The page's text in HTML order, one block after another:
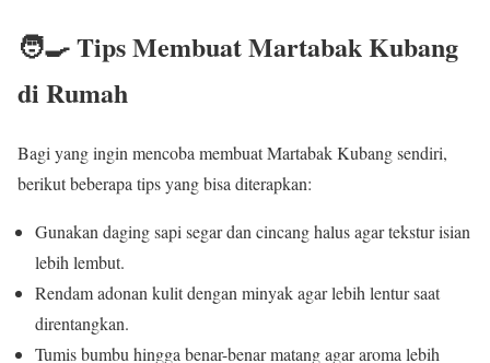
🧑‍🍳 Tips Membuat Martabak Kubang
di Rumah
Bagi yang ingin mencoba membuat Martabak Kubang sendiri,
berikut beberapa tips yang bisa diterapkan:
Gunakan daging sapi segar dan cincang halus agar tekstur isian
lebih lembut.
Rendam adonan kulit dengan minyak agar lebih lentur saat
direntangkan.
Tumis bumbu hingga benar-benar matang agar aroma lebih